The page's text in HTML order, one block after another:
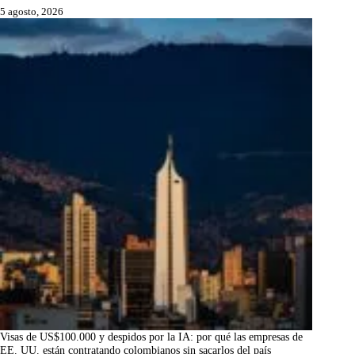
5 agosto, 2026
Visas de US$100.000 y despidos por la IA: por qué las empresas de
EE. UU. están contratando colombianos sin sacarlos del país